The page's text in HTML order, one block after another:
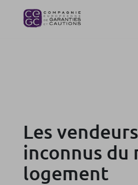
Les vendeurs, ces inconnus
Les
inconnus du
logement